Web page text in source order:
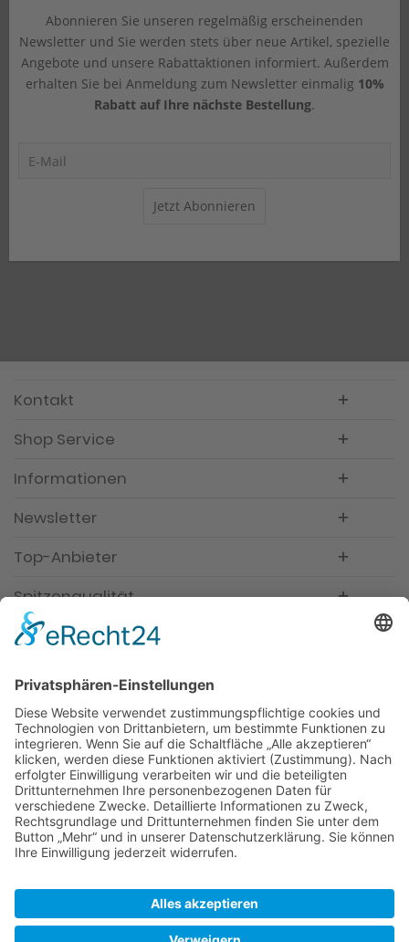
Abonnieren Sie unseren regelmäßig erscheinenden
Newsletter und Sie werden stets über neue Artikel, spezielle
Angebote und unsere Rabattaktionen informiert. Außerdem
erhalten Sie bei Anmeldung zum Newsletter einmalig 10%
Rabatt auf Ihre nächste Bestellung.
Jetzt Abonnieren
Kontakt
Shop Service
Informationen
Newsletter
Top-Anbieter
Spitzenqualität
Kompetente Beratung
Partner
* Alle Preise inkl. gesetzl. Mehrwertsteuer, inkl.
Versandkosten
FAQ Händler Login
Hilfe / Unterstützung
Newsletter
Warum WACCEX?
Kundeninformationen